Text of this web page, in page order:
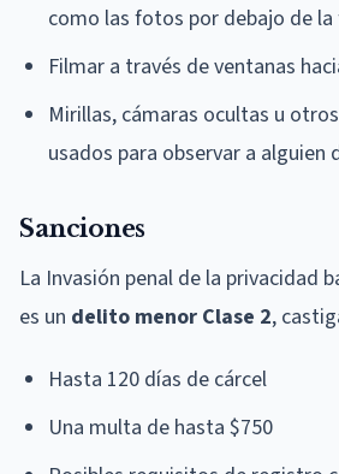
como las fotos por debajo de la
Filmar a través de ventanas
Mirillas, cámaras ocultas u
usados para observar a alguien
Sanciones
La Invasión penal de la privacidad
es un delito menor Clase 2,
Hasta 120 días de cárcel
Una multa de hasta $750